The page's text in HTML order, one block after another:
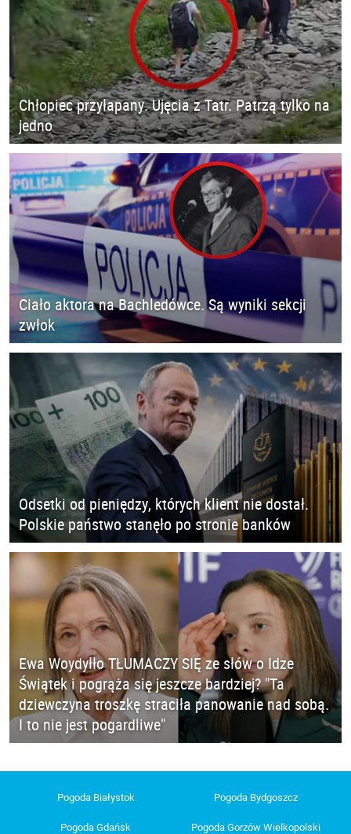
Chłopiec przyłapany. Ujęcia z Tatr. Patrzą tylko na
jedno
Ciało aktora na Bachledówce. Są wyniki sekcji
zwłok
Odsetki od pieniędzy, których klient nie dostał.
Polskie państwo stanęło po stronie banków
Ewa Woydyłło TŁUMACZY SIĘ ze słów o Idze
Świątek i pogrąża się jeszcze bardziej? "Ta
dziewczyna troszkę straciła panowanie nad sobą.
I to nie jest pogardliwe"
Pogoda Białystok Pogoda Bydgoszcz
Pogoda Gdańsk
Pogoda Gorzów Wielkopolski